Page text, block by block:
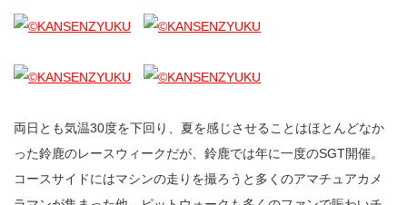
両日とも気温30度を下回り、夏を感じさせることはほとんどなか
った鈴鹿のレースウィークだが、鈴鹿では年に一度のSGT開催。
コースサイドにはマシンの走りを撮ろうと多くのアマチュアカメ